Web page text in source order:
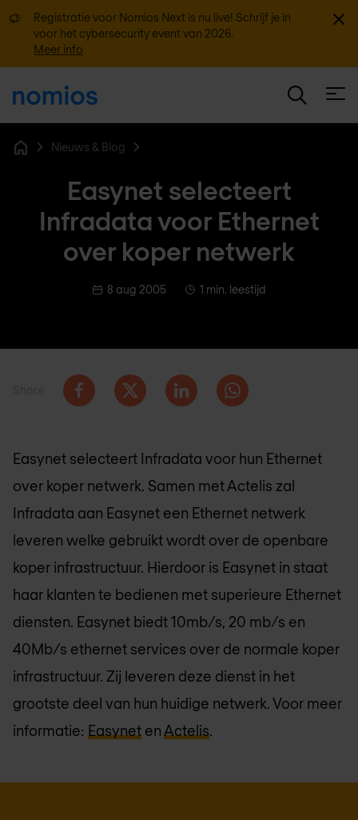
Registratie voor Nomios Next is nu live! Schrijf je in
voor het cybersecurity event van 2026.
Meer info
Nieuws & Blog
Easynet selecteert
Infradata voor Ethernet
over koper netwerk
8 aug 2005 1 min. leestijd
Easynet selecteert Infradata voor hun Ethernet
over koper netwerk. Samen met Actelis zal
Infradata aan Easynet een Ethernet netwerk
leveren welke gebruikt wordt over de openbare
koper infrastructuur. Hierdoor is Easynet in staat
haar klanten te bedienen met superieure Ethernet
diensten. Easynet biedt 10mb/s, 20 mb/s en
40Mb/s ethernet services over de normale koper
infrastructuur. Zij leveren deze dienst in het
grootste deel van hun huidige netwerk. Voor meer
informatie: Easynet en Actelis.